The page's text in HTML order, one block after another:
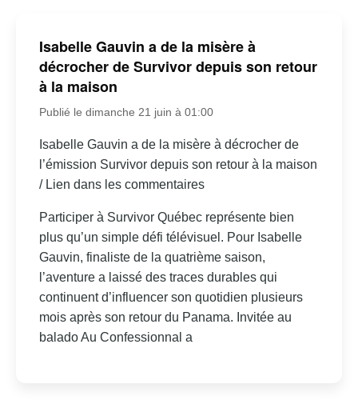
Isabelle Gauvin a de la misère à
décrocher de Survivor depuis son retour
à la maison
Publié le dimanche 21 juin à 01:00
Isabelle Gauvin a de la misère à décrocher de
l’émission Survivor depuis son retour à la maison
/ Lien dans les commentaires
Participer à Survivor Québec représente bien
plus qu’un simple défi télévisuel. Pour Isabelle
Gauvin, finaliste de la quatrième saison,
l’aventure a laissé des traces durables qui
continuent d’influencer son quotidien plusieurs
mois après son retour du Panama. Invitée au
balado Au Confessionnal a